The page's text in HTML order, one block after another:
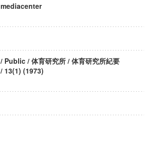
mediacenter
/ Public / 体育研究所 / 体育研究所紀要
/ 13(1) (1973)